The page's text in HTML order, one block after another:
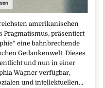
amerikanischen
Pragmatismus, präsentiert
eine bahnbrechende
Gedankenwelt. Dieses
und nun in einer
Wagner verfügbar,
und intellektuellen…